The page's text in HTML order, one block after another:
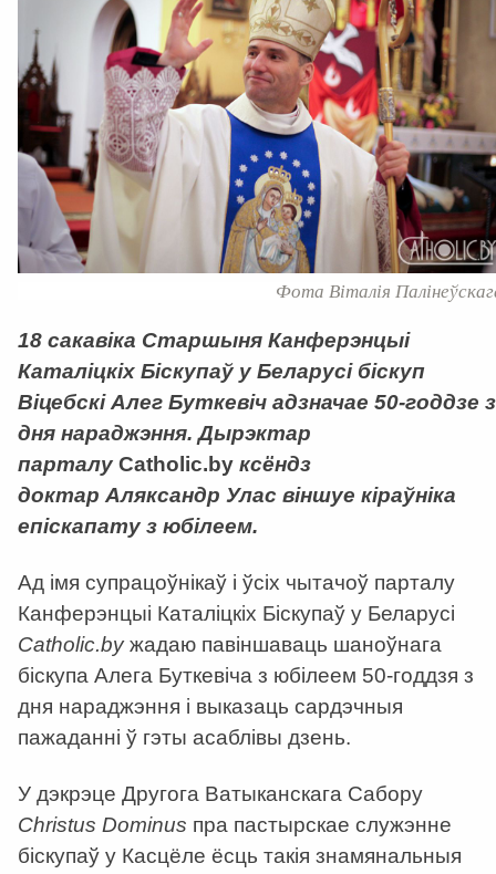
Фота Віталія
18 сакавіка Старшыня Канферэнцыі
Каталіцкіх Біскупаў у Беларусі біскуп
Віцебскі Алег Буткевіч адзначае 50-годдзе з
дня нараджэння. Дырэктар
парталу Catholic.by ксёндз
доктар Аляксандр Улас віншуе кіраўніка
епіскапату з юбілеем.
Ад імя супрацоўнікаў і ўсіх чытачоў парталу
Канферэнцыі Каталіцкіх Біскупаў у Беларусі
Catholic.byжадаю павіншаваць шаноўнага
біскупа Алега Буткевіча з юбілеем 50-годдзя з
дня нараджэння і выказаць сардэчныя
пажаданні ў гэты асаблівы дзень.
У дэкрэце Другога Ватыканскага Сабору
Christus Dominus пра пастырскае служэнне
біскупаў у Касцёле ёсць такія знамянальныя